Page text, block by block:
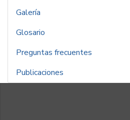
Galería
Glosario
Preguntas frecuentes
Publicaciones